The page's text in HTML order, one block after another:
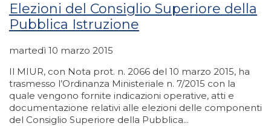
Elezioni del Consiglio Superiore della
Pubblica Istruzione
martedì 10 marzo 2015
Il MIUR, con Nota prot. n. 2066 del 10 marzo 2015, ha
trasmesso l’Ordinanza Ministeriale n. 7/2015 con la
quale vengono fornite indicazioni operative, atti e
documentazione relativi alle elezioni delle componenti
del Consiglio Superiore della Pubblica...